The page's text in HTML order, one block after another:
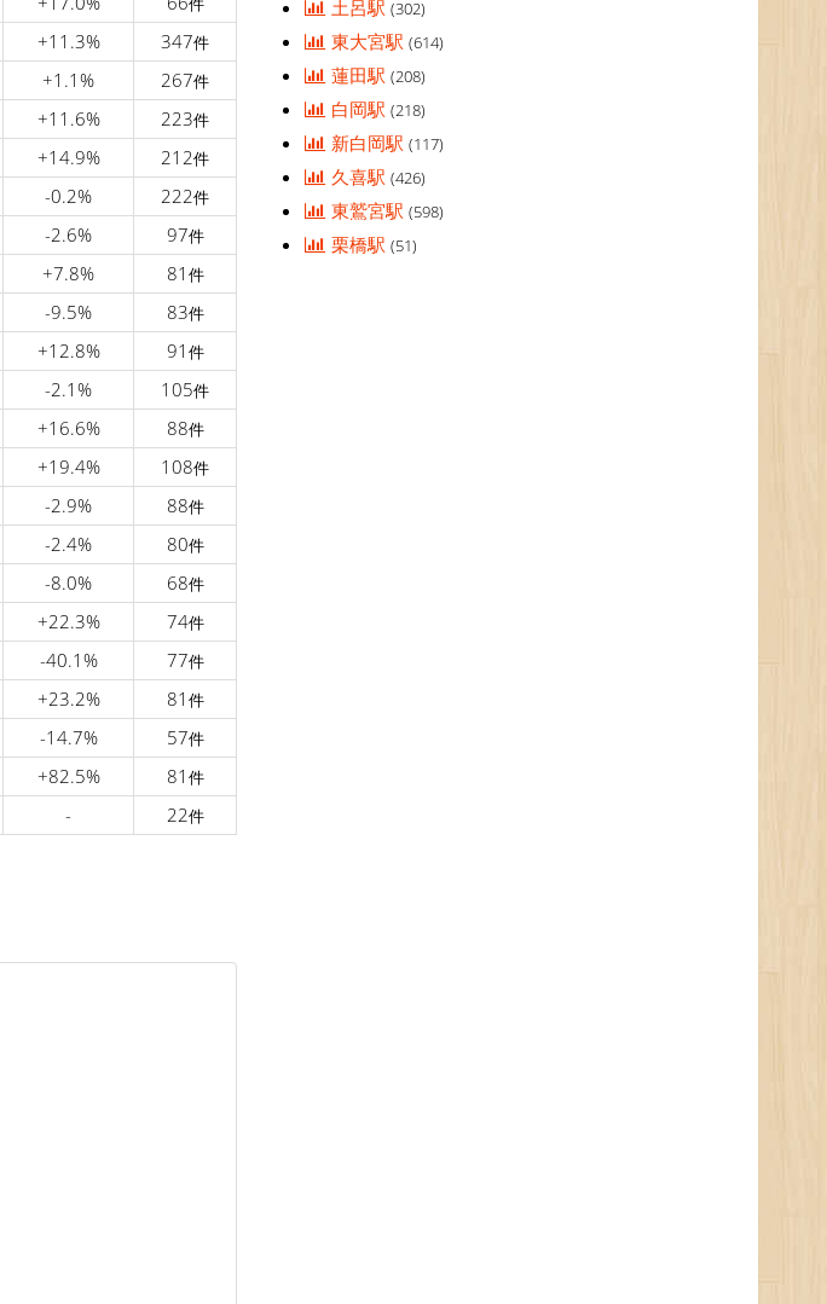
+11.3% 347件
+1.1% 267件
+11.6% 223件
+14.9% 212件
-0.2% 222件
-2.6% 97件
+7.8% 81 件
-9.5% 83件
+12.8% 91 件
-2.1% 105件
+16.6% 88件
+19.4% 108件
-2.9% 88件
-2.4% 80件
-8.0% 68件
+22.3% 74件
-40.1% 77件
+23.2% 81 件
-14.7% 57件
+82.5% 81 件
- 22件
土呂駅(302)
東大宮駅(614)
蓮田駅(208)
白岡駅(218)
新白岡駅(117)
久喜駅(426)
東鷲宮駅(598)
栗橋駅(51)